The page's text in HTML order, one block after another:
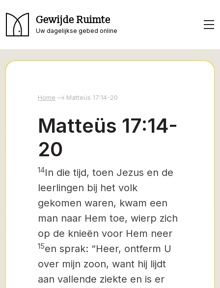
Gewijde Ruimte
Uw dagelijkse gebed online
Home Matteüs 17:14-20
Matteüs 17:14-
20
14In die tijd, toen Jezus en de
leerlingen bij het volk
gekomen waren, kwam een
man naar Hem toe, wierp zich
op de knieën voor Hem neer
15en sprak: “Heer, ontferm U
over mijn zoon, want hij lijdt
aan vallende ziekte en is er